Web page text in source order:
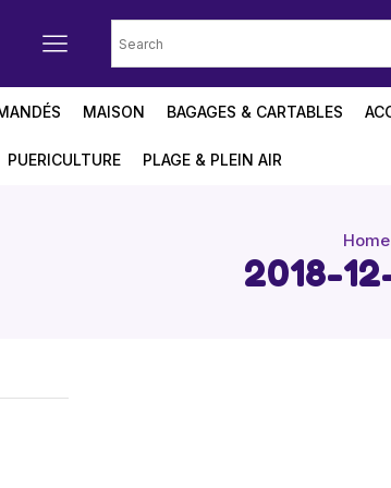
MAISON BAGAGES & CARTABLES
PUERICULTURE PLAGE & PLEIN AIR
Home
2018-